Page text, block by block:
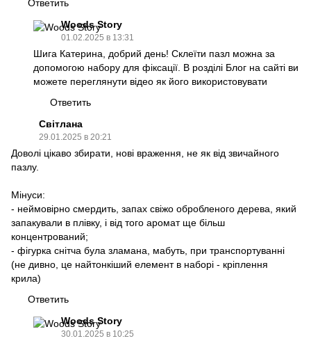
Ответить
Woods Story
01.02.2025 в 13:31
Шига Катерина, добрий день! Склеїти пазл можна за
допомогою набору для фіксації. В розділі Блог на сайті ви
можете переглянути відео як його використовувати
Ответить
Світлана
29.01.2025 в 20:21
Доволі цікаво збирати, нові враження, не як від звичайного
пазлу.
Мінуси:
- неймовірно смердить, запах свіжо обробленого дерева, який
запакували в плівку, і від того аромат ще більш
концентрований;
- фігурка снітча була зламана, мабуть, при транспортуванні
(не дивно, це найтонкіший елемент в наборі - кріплення
крила)
Ответить
Woods Story
30.01.2025 в 10:25